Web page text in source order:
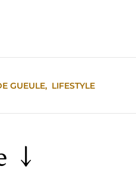
GUEULE, LIFESTYLE
↓